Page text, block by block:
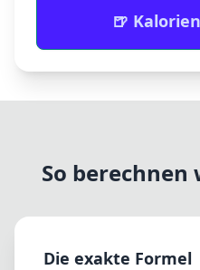
🍺
So
Die exakte Formel